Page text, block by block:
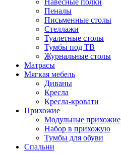
Навесные полки
Пеналы
Письменные столы
Стеллажи
Туалетные столы
Тумбы под ТВ
Журнальные столы
Матрасы
Мягкая мебель
Диваны
Кресла
Кресла-кровати
Прихожие
Модульные прихожие
Набор в прихожую
Тумбы для обуви
Спальни